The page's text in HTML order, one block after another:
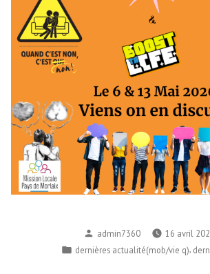
Publié
par
admin7360
16 avril
Publié
dernières actualité(mob/vie q)